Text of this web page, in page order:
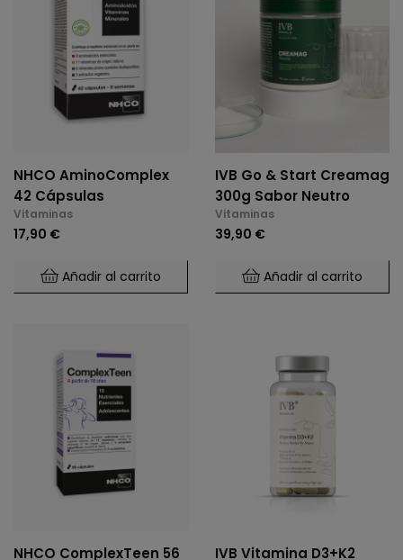
NHCO AminoComplex
42 Cápsulas
Vitaminas
17,90 €
Añadir al carrito
IVB Go & Start Creamag
300g Sabor Neutro
Vitaminas
39,90 €
Añadir al carrito
NHCO ComplexTeen 56 IVB Vitamina D3+K2